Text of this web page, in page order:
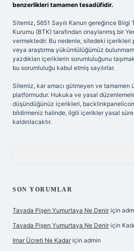
benzerlikleri tamamen tesadüfidir.
Sitemiz, 5651 Sayılı Kanun gereğince
Kurumu (BTK) tarafından onaylanmış bir
vermektedir. Bu nedenle, sitedeki
veya araştırma yükümlülüğümüz
yazdıkları içeriklerin sorumluluğunu
bu sorumluluğu kabul etmiş sayılırlar.
Sitemiz, kar amacı gütmeyen ve tamamen
platformudur. Hukuka ve yasal
düşündüğünüz içerikleri,
bildirmeniz halinde, ilgili içerikler yasal
kaldırılacaktır.
SON YORUMLAR
Tavada Pişen Yumurtaya Ne Denir için
Tavada Pişen Yumurtaya Ne Denir için
Imar Ücreti Ne Kadar için admin